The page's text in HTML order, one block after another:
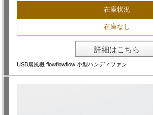
在庫状況
在庫なし
詳細はこちら
USB扇風機 flowflowflow 小型ハンディファン